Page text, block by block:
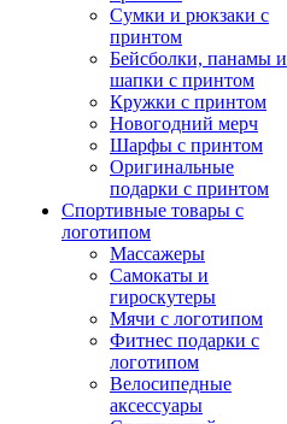
Сумки и рюкзаки с
принтом
Бейсболки, панамы и
шапки с принтом
Кружки с принтом
Новогодний мерч
Шарфы с принтом
Оригинальные
подарки с принтом
Спортивные товары с
логотипом
Массажеры
Самокаты и
гироскутеры
Мячи с логотипом
Фитнес подарки с
логотипом
Велосипедные
аксессуары